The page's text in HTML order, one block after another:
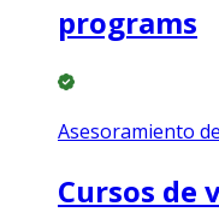
programs
Asesoramiento
Cursos de